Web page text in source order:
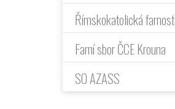
Římskokatolická farnost
Farní sbor ČCE Krouna
SO AZASS